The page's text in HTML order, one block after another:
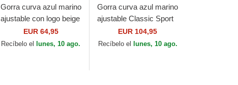
Gorra curva azul marino
ajustable con logo beige
Cotton Chino Classic
Sport de Polo Ralph
EUR 64,95
Recíbelo el lunes, 10 ago.
Gorra curva azul marino
ajustable Classic Sport
Flag de Polo Ralph
Lauren
EUR 104,95
Recíbelo el lunes, 10 ago.